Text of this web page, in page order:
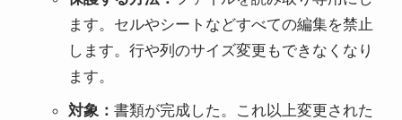
ます。セルやシートなどすべての編集を禁止
します。行や列のサイズ変更もできなくなり
ます。
対象： 書類が完成した。これ以上変更された